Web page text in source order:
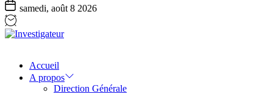
samedi, août 8 2026
Accueil
A propos
Direction Générale